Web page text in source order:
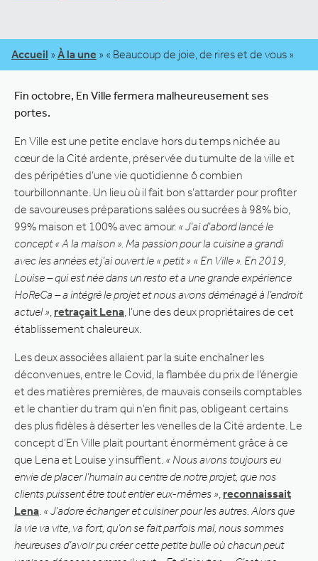
Accueil » À la une » « Beaucoup de joie, de rires et de vous »
Fin octobre, En Ville fermera malheureusement ses
portes.
En Ville est une petite enclave hors du temps nichée au
cœur de la Cité ardente, préservée du tumulte de la ville et
des péripéties d’une vie quotidienne ô combien
tourbillonnante. Un lieu où il fait bon s’attarder pour profiter
de savoureuses préparations salées ou sucrées à 98% bio,
99% maison et 100% avec amour. « J’ai d’abord lancé le
concept « A la maison ». Ma passion pour la cuisine a grandi
avec les années et j’ai ouvert le « petit » « En Ville ». En 2019,
Louise – qui est née dans un resto et a une grande expérience
HoReCa – a intégré le projet et nous avons déménagé à l’endroit
actuel » retraçait Lena , l’une des deux propriétaires de cet
établissement chaleureux.
Les deux associées allaient par la suite enchaîner les
déconvenues, entre le Covid, la flambée du prix de l’énergie
et des matières premières, de mauvais conseils comptables
et le chantier du tram qui n’en finit pas, obligeant certains
des plus fidèles à déserter les venelles de la Cité ardente. Le
concept d’En Ville plait pourtant énormément grâce à ce
que Lena et Louise y insufflent. « Nous avons toujours eu
envie de placer l’humain au centre de notre projet, que nos
clients puissent être tout entier eux-mêmes » reconnaissait
Lena « J’adore échanger et cuisiner pour les autres. Alors que
la vie va vite, va fort, qu’on se fait parfois mal, nous sommes
heureuses d’avoir pu créer cette petite bulle où chacun peut